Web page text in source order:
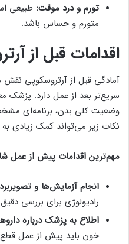
تورم و درد موقت: طبیعی
متورم و حساس باشد.
اقدامات قبل از
آمادگی قبل از آرتروسکوپی
سریع‌تر بعد از عمل دارد. پزشک
وضعیت کلی بدن، برنامه‌ای
نکات زیر می‌تواند کمک زیادی
مهم‌ترین اقدامات پیش از عمل
انجام آزمایش‌ها و
رادیولوژی برای بررسی
اطلاع به پزشک درباره
خون باید پیش از عمل قطع